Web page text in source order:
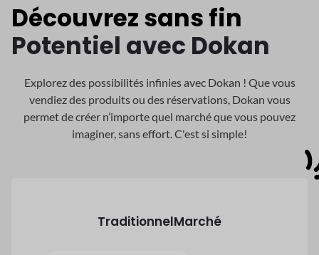
Découvrez sans fin
Potentiel avec Dokan
Explorez des possibilités infinies avec Dokan ! Que vous
vendiez des produits ou des réservations, Dokan vous
permet de créer n’importe quel marché que vous pouvez
imaginer, sans effort. C'est si simple!
TraditionnelMarché